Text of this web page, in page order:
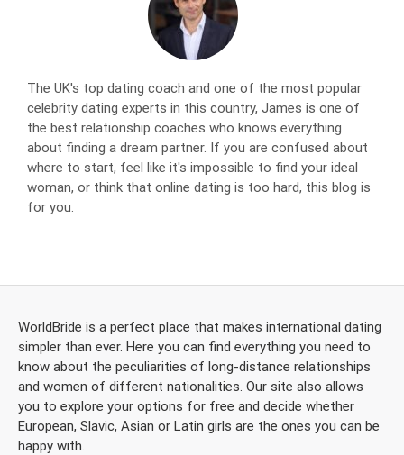
The UK's top dating coach and one of the most popular
celebrity dating experts in this country, James is one of
the best relationship coaches who knows everything
about finding a dream partner. If you are confused about
where to start, feel like it's impossible to find your ideal
woman, or think that online dating is too hard, this blog is
for you.
WorldBride is a perfect place that makes international dating
simpler than ever. Here you can find everything you need to
know about the peculiarities of long-distance relationships
and women of different nationalities. Our site also allows
you to explore your options for free and decide whether
European, Slavic, Asian or Latin girls are the ones you can be
happy with.